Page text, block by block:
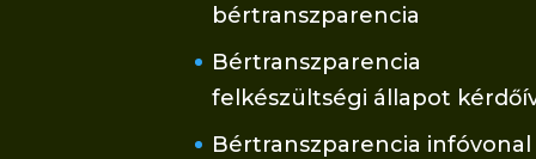
bértranszparencia
Bértranszparencia
felkészültségi állapot
Bértranszparencia infóvonal